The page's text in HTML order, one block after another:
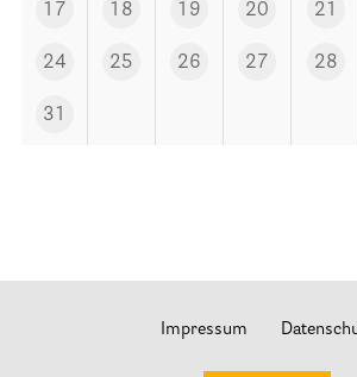
Palliative Pflegedienste
Beratungsstelle(n)
17 18 19 20 21
24 25 26 27 28
31
Impressum